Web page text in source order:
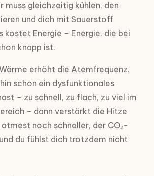
muss gleichzeitig kühlen, den
und dich mit Sauerstoff
kostet Energie – Energie, die bei
knapp ist.
erhöht die Atemfrequenz.
schon ein dysfunktionales
– zu schnell, zu flach, zu viel im
– dann verstärkt die Hitze
atmest noch schneller, der CO₂-
du fühlst dich trotzdem nicht